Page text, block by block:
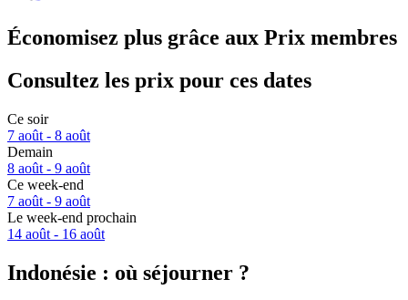
Économisez plus grâce aux Prix membres
Consultez les prix pour ces dates
Ce soir
7 août - 8 août
Demain
8 août - 9 août
Ce week-end
7 août - 9 août
Le week-end prochain
14 août - 16 août
Indonésie : où séjourner ?